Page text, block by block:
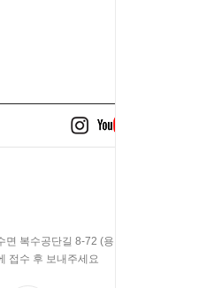
복수공단길 8-72 (용진리 358-33)
접수 후 보내주세요